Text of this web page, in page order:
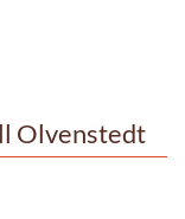
Olvenstedt